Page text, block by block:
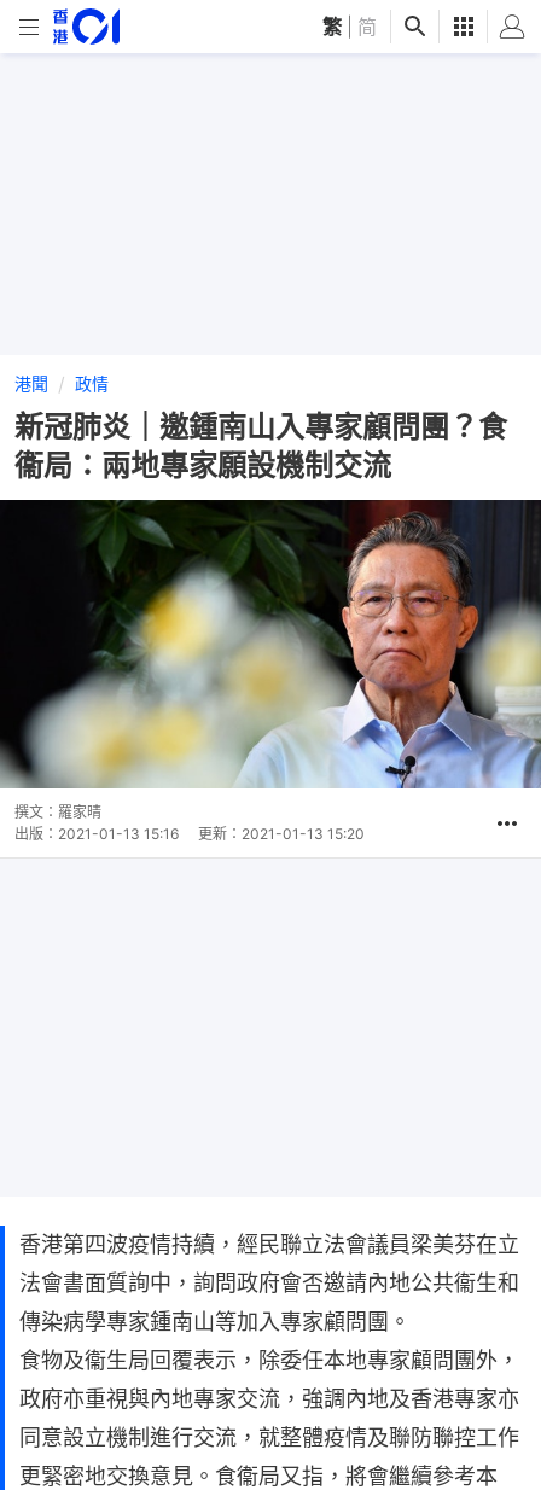
繁 简
港聞 政情
新冠肺炎｜邀鍾南山入專家顧問團？食
衞局：兩地專家願設機制交流
撰文： 羅家晴
出版： 2021-01-13 15:16 更新： 2021-01-13 15:20
香港第四波疫情持續，經民聯立法會議員梁美芬在立
法會書面質詢中，詢問政府會否邀請內地公共衞生和
傳染病學專家鍾南山等加入專家顧問團。
食物及衞生局回覆表示，除委任本地專家顧問團外，
政府亦重視與內地專家交流，強調內地及香港專家亦
同意設立機制進行交流，就整體疫情及聯防聯控工作
更緊密地交換意見。食衞局又指，將會繼續參考本